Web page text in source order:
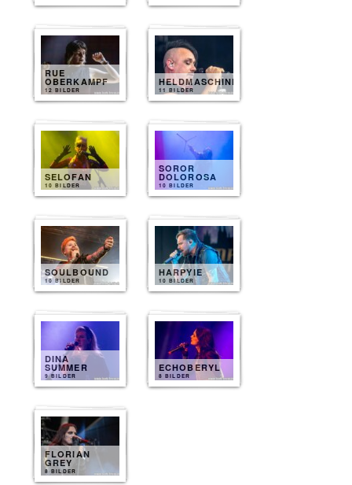
RUE
OBERKAMPF
12 BILDER
HELDMASCHINE
11 BILDER
SELOFAN
10 BILDER
SOROR
DOLOROSA
10 BILDER
SOULBOUND
10 BILDER
HARPYIE
10 BILDER
DINA
SUMMER
9 BILDER
ECHOBERYL
8 BILDER
FLORIAN
GREY
8 BILDER